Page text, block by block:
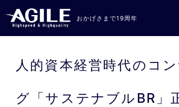
コンテンツへスキップ
おかげさまで19周年
人的資本経営時代のコ
グ「サステナブルBR」